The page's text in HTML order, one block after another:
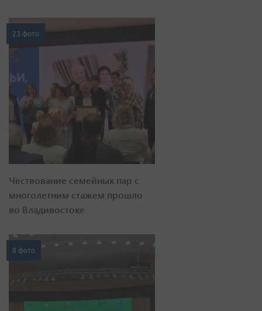
23 фото
Чествование семейных пар с
многолетним стажем прошло
во Владивостоке
8 фото